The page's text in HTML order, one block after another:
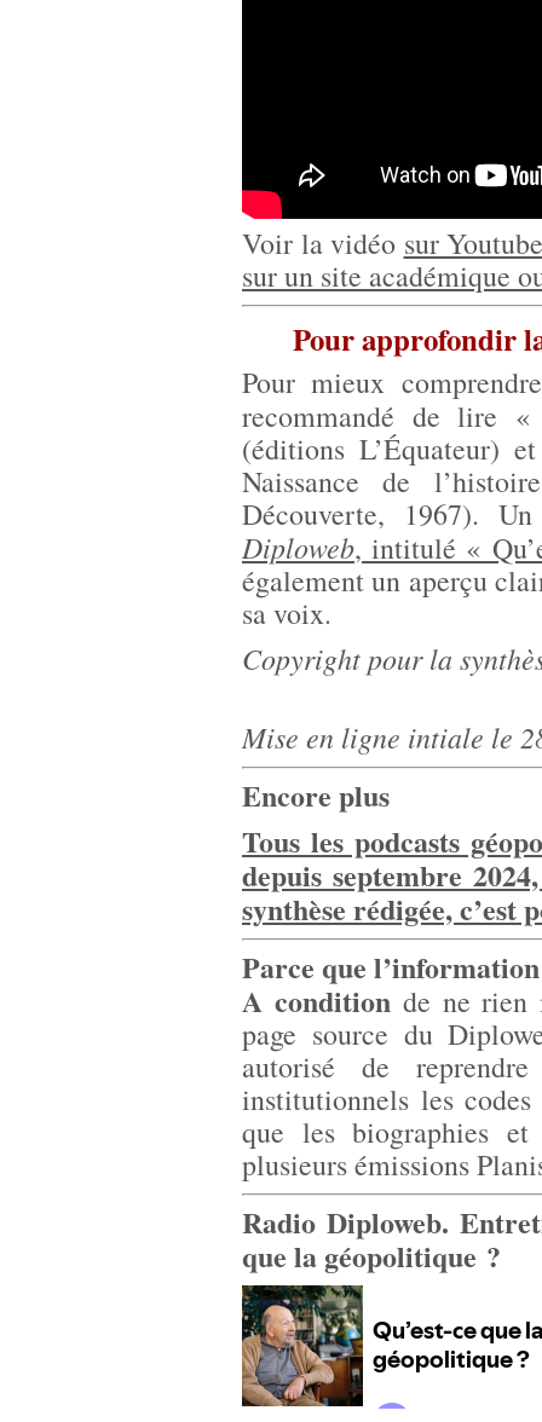
Voir la vidéo sur
sur un site académique
Pour approfondir
Pour mieux
recommandé de lire
(éditions L’Équateur)
Naissance de
Découverte, 1967).
Diploweb, intitulé «
également un aperçu
sa voix.
Copyright pour la
Mise en ligne intiale le
Encore plus
Tous les podcasts
depuis septembre
synthèse rédigée, c’est
Parce que
A conditionde ne rien
page source du
autorisé de
institutionnels les
que les biographies
plusieurs émissions
Radio Diploweb.
que la géopolitique ?